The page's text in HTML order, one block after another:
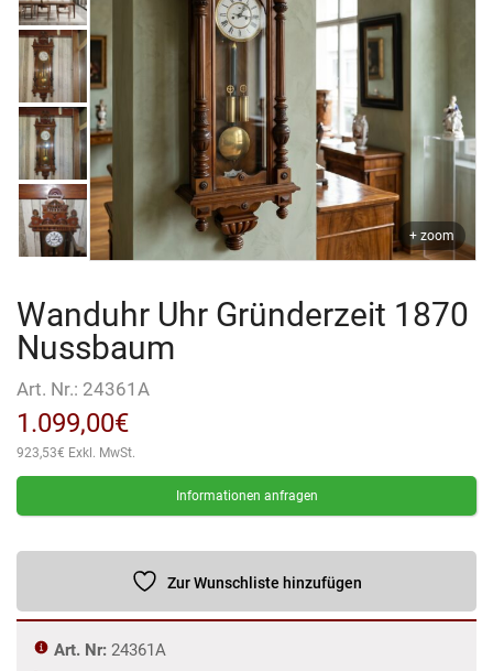
+ zoom
Wanduhr Uhr Gründerzeit 1870
Nussbaum
Art. Nr.: 24361A
1.099,00€
923,53€ Exkl. MwSt.
Informationen anfragen
Zur Wunschliste hinzufügen
Art. Nr: 24361A